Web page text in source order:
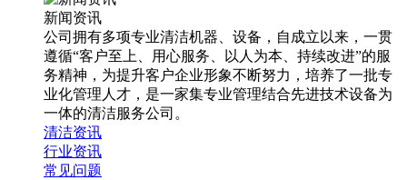
新闻资讯
公司拥有多项专业清洁机器、设备，自成立以来，一贯
遵循“客户至上、用心服务、以人为本、持续改进”的服
务精神，为提升客户企业形象不断努力，培养了一批专
业化管理人才，是一家集专业管理结合先进技术设备为
一体的清洁服务公司。
清洁资讯
行业资讯
常见问题